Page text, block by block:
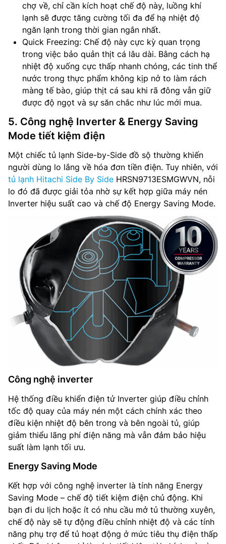
chợ về, chỉ cần kích hoạt chế độ này, luồng khí
lạnh sẽ được tăng cường tối đa để hạ nhiệt độ
ngăn lạnh trong thời gian ngắn nhất.
Quick Freezing: Chế độ này cực kỳ quan trọng
trong việc bảo quản thịt cá lâu dài. Bằng cách hạ
nhiệt độ xuống cực thấp nhanh chóng, các tinh thể
nước trong thực phẩm không kịp nở to làm rách
màng tế bào, giúp thịt cá sau khi rã đông vẫn giữ
được độ ngọt và sự săn chắc như lúc mới mua.
5. Công nghệ Inverter & Energy Saving
Mode tiết kiệm điện
Một chiếc tủ lạnh Side-by-Side đồ sộ thường khiến
người dùng lo lắng về hóa đơn tiền điện. Tuy nhiên, với
tủ lạnh Hitachi Side By Side HRSN9713ESMGWVN, nỗi
lo đó đã được giải tỏa nhờ sự kết hợp giữa máy nén
Inverter hiệu suất cao và chế độ Energy Saving Mode.
Công nghệ inverter
Hệ thống điều khiển điện tử Inverter giúp điều chỉnh
tốc độ quay của máy nén một cách chính xác theo
điều kiện nhiệt độ bên trong và bên ngoài tủ, giúp
giảm thiểu lãng phí điện năng mà vẫn đảm bảo hiệu
suất làm lạnh tối ưu.
Energy Saving Mode
Kết hợp với công nghệ inverter là tính năng Energy
Saving Mode – chế độ tiết kiệm điện chủ động. Khi
bạn đi du lịch hoặc ít có nhu cầu mở tủ thường xuyên,
chế độ này sẽ tự động điều chỉnh nhiệt độ và các tính
năng phụ trợ để tủ hoạt động ở mức tiêu thụ điện thấp